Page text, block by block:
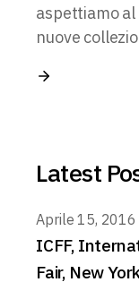
aspettiamo al
nuove
Latest
Aprile 15, 2016
ICFF,
Fair, New